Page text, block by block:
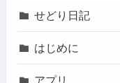
せどり日記
はじめに
アプリ